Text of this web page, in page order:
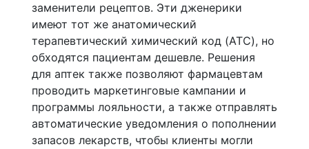
заменители рецептов. Эти дженерики
имеют тот же анатомический
терапевтический химический код (ATC), но
обходятся пациентам дешевле. Решения
для аптек также позволяют фармацевтам
проводить маркетинговые кампании и
программы лояльности, а также отправлять
автоматические уведомления о пополнении
запасов лекарств, чтобы клиенты могли